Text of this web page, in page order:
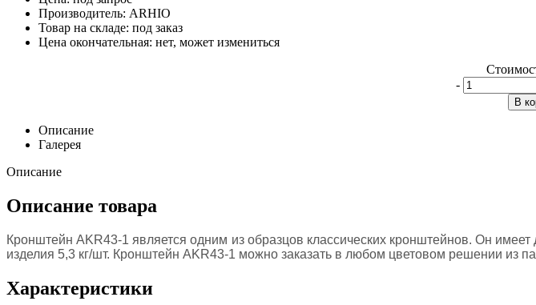
Производитель: ARHIO
Товар на складе: под заказ
Цена окончательная: нет, может измениться
-
В
Описание
Галерея
Описание
Описание товара
Кронштейн AKR43-1 является одним из образцов классических кронштейнов. Он
изделия 5,3 кг/шт. Кронштейн AKR43-1 можно заказать в любом цветовом решении из
Характеристики